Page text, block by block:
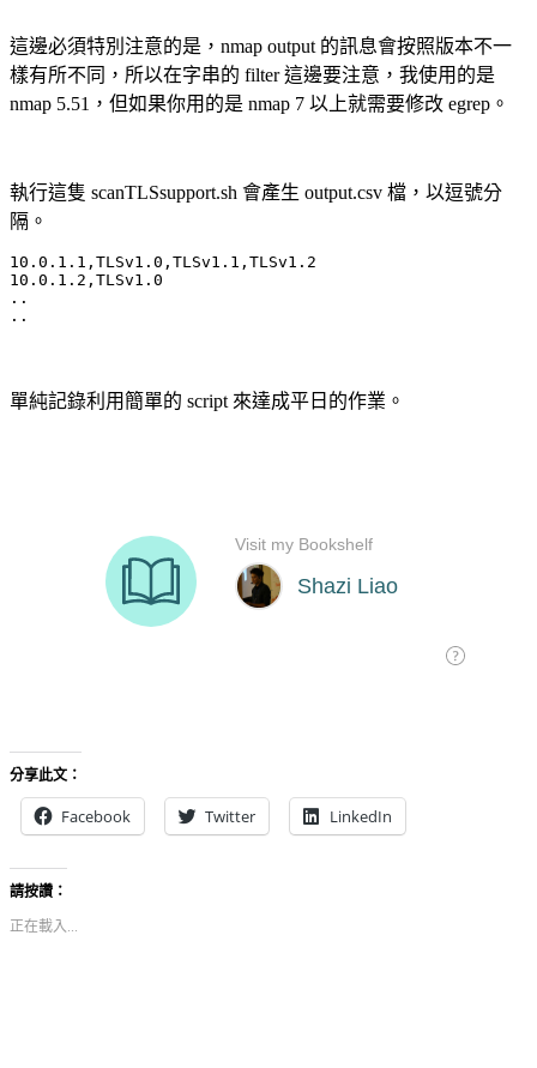
這邊必須特別注意的是，nmap output 的訊息會按照版本不一
樣有所不同，所以在字串的 filter 這邊要注意，我使用的是
nmap 5.51，但如果你用的是 nmap 7 以上就需要修改 egrep。
執行這隻 scanTLSsupport.sh 會產生 output.csv 檔，以逗號分
隔。
10.0.1.1,TLSv1.0,TLSv1.1,TLSv1.2
10.0.1.2,TLSv1.0
..
單純記錄利用簡單的 script 來達成平日的作業。
分享此文：
Facebook Twitter LinkedIn
請按讚：
正在載入...